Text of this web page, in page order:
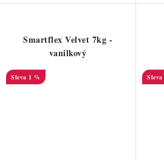
Smartflex Velvet 7kg -
vanilkový
1 %